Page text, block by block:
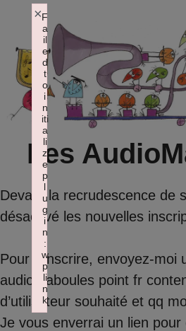
contenu
Les
Devant la recrudescence de
désactivé les nouvelles
Pour s’inscrire, envoyez-moi
audiomaboules point fr
d’utilisateur souhaité et qq
Je vous enverrai un lien
F
a
il
e
d
t
o
i
n
iti
a
li
z
e
p
l
u
g
i
n
:
w
p
li
n
k
×
Failed to initialize plugin: wplink